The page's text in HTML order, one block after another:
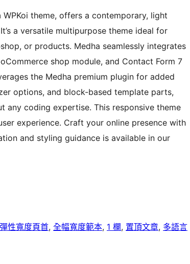
theme, offers a contemporary, light
a versatile multipurpose theme ideal for
or products. Medha seamlessly integrates
shop module, and Contact Form 7
the Medha premium plugin for added
options, and block-based template parts,
any coding expertise. This responsive theme
experience. Craft your online presence with
and styling guidance is available in our
彈性寬度頁首, 全幅寬度範本, 1 欄, 置頂文章, 多語言